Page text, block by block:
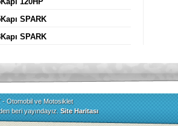
SPARK
SPARK
- Otomobil ve Motosiklet
beri yayındayız. Site Haritası